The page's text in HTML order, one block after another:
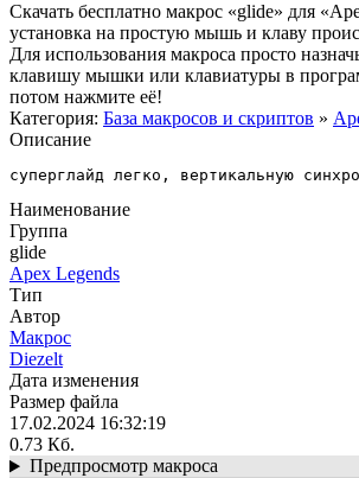
Скачать бесплатно макрос «glide» для
установка на простую мышь и клаву
Для использования макроса просто
клавишу мышки или клавиатуры в
потом нажмите её!
Категория: База макросов и скриптов »
Описание
суперглайд легко, вертикальную
Наименование
Группа
glide
Apex Legends
Тип
Автор
Макрос
Diezelt
Дата изменения
Размер файла
17.02.2024 16:32:19
0.73 Кб.
Предпросмотр макроса